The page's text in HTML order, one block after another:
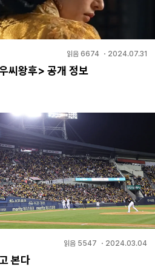
읽음 6674 ・ 2024.07.31
씨왕후> 공개 정보
읽음 5547 ・ 2024.03.04
본다